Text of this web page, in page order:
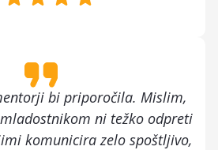
bi priporočila. Mislim,
ni težko odpreti
komunicira zelo spoštljivo,